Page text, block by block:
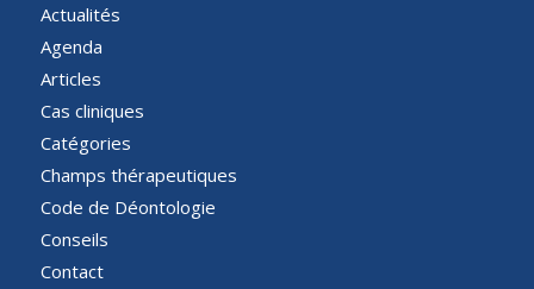
Actualités
Agenda
Articles
Cas cliniques
Catégories
Champs thérapeutiques
Code de Déontologie
Conseils
Contact